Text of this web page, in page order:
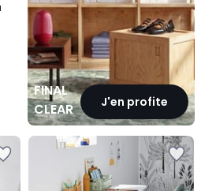
FINAL
CLEARANCEJ'en profite